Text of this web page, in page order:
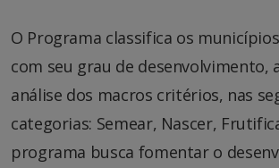
O Programa classifica os
com seu grau de desenvolvimento,
análise dos macros critérios, nas
categorias: Semear, Nascer,
programa busca fomentar o